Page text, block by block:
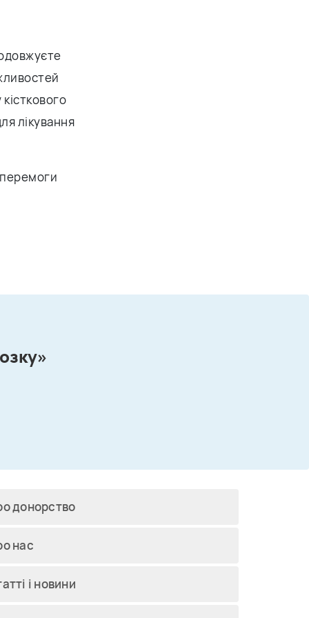
лікування
донорство
нас
і новини